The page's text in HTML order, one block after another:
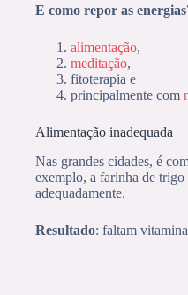
E como repor as
alimentação,
meditação,
fitoterapia e
principalmente com
Alimentação inadequada
Nas grandes cidades, é
exemplo, a farinha de trigo
adequadamente.
Resultado: faltam